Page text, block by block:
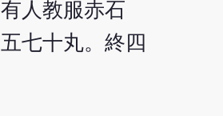
人教服赤石
七十丸。終四